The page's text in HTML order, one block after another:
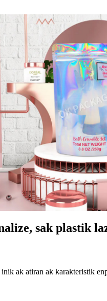
sak plastik
ak atiran ak karakteristik